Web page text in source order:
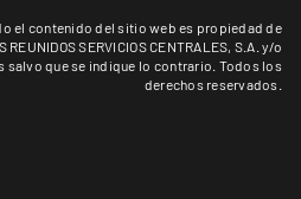
el contenido del sitio web es propiedad de
REUNIDOS SERVICIOS CENTRALES, S.A. y/o
salvo que se indique lo contrario. Todos los
derechos reservados.